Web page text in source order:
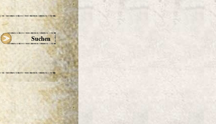
Suchen